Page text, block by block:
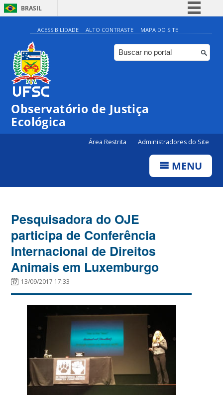
BRASIL
Simplifique!
Comunica BR
Participe
Canais
ACESSIBILIDADE ALTO CONTRASTE MAPA DO SITE
Observatório de Justiça
Ecológica
Área Restrita Administradores do Site
MENU
Pesquisadora do OJE
participa de Conferência
Internacional de Direitos
Animais em Luxemburgo
13/09/2017 17:33